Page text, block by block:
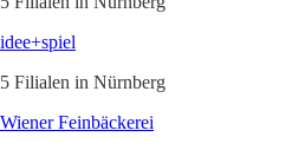
idee+spiel
5 Filialen in Nürnberg
Wiener Feinbäckerei